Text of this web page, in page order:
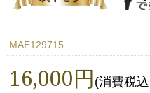
MAE129715
16,000円 (消費税